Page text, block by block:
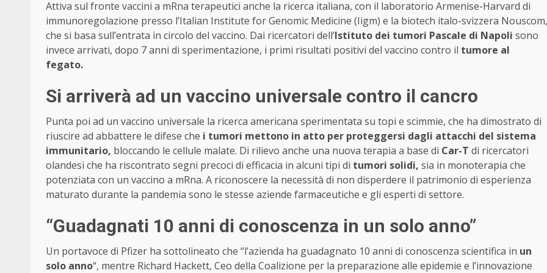
Attiva sul fronte vaccini a mRna terapeutici anche la ricerca italiana, con il laboratorio Armenise-Harvard di
immunoregolazione presso l’Italian Institute for Genomic Medicine (Iigm) e la biotech italo-svizzera Nouscom,
che si basa sull’entrata in circolo del vaccino. Dai ricercatori dell’Istituto dei tumori Pascale di Napoli sono
invece arrivati, dopo 7 anni di sperimentazione, i primi risultati positivi del vaccino contro il tumore al
fegato.
Si arriverà ad un vaccino universale contro il cancro
Punta poi ad un vaccino universale la ricerca americana sperimentata su topi e scimmie, che ha dimostrato di
riuscire ad abbattere le difese che i tumori mettono in atto per proteggersi dagli attacchi del sistema
immunitario, bloccando le cellule malate. Di rilievo anche una nuova terapia a base di Car-T di ricercatori
olandesi che ha riscontrato segni precoci di efficacia in alcuni tipi di tumori solidi, sia in monoterapia che
potenziata con un vaccino a mRna. A riconoscere la necessità di non disperdere il patrimonio di esperienza
maturato durante la pandemia sono le stesse aziende farmaceutiche e gli esperti di settore.
“Guadagnati 10 anni di conoscenza in un solo anno”
Un portavoce di Pfizer ha sottolineato che “l’azienda ha guadagnato 10 anni di conoscenza scientifica in un
solo anno“, mentre Richard Hackett, Ceo della Coalizione per la preparazione alle epidemie e l’innovazione